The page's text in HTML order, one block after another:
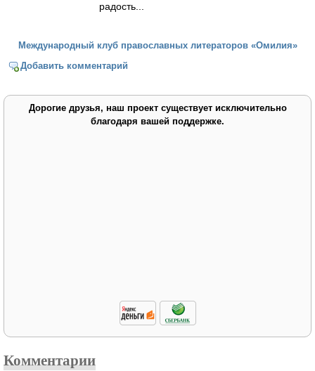
радость...
Международный клуб православных литераторов «Омилия»
Добавить комментарий
Дорогие друзья, наш проект существует исключительно
благодаря вашей поддержке.
Комментарии